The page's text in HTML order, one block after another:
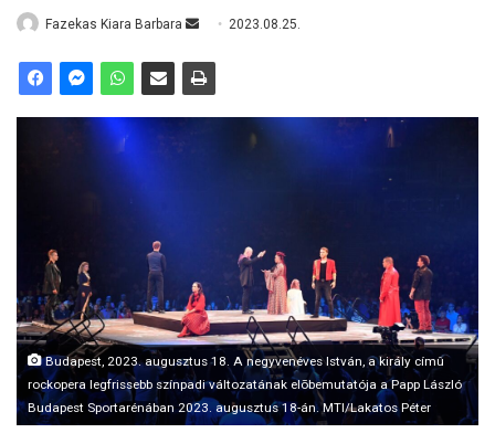
Fazekas Kiara Barbara
n
l
2023.08.25.
Budapest, 2023. augusztus 18. A negyvenéves István, a király címû
rockopera legfrissebb színpadi változatának elõbemutatója a Papp László
Budapest Sportarénában 2023. augusztus 18-án. MTI/Lakatos Péter